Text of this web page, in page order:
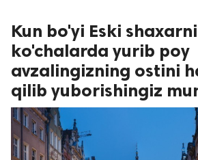
Kun bo'yi Eski
ko'chalarda yurib poy
avzalingizning ostini
qilib yuborishingiz